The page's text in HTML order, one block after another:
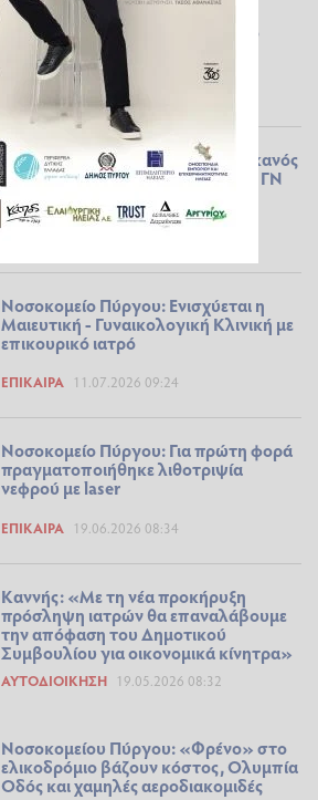
Πύργος: Με ανεμοβλογιά και όχι
μηνιγγίτιδα νοσηλεύεται τελικά ο
19χρονος Αφρικανός
ΕΠΊΚΑΙΡΑ 30.07.2026 11:37
Με μηνιγγίτιδα ο 19χρονος Αφρικανός
που είχε μεταφερθεί στα ΤΕΠ του ΓΝ
Νοσοκομείο Πύργου: Ενισχύεται η
Μαιευτική - Γυναικολογική Κλινική με
επικουρικό ιατρό
ΕΠΊΚΑΙΡΑ 11.07.2026 09:24
Νοσοκομείο Πύργου: Για πρώτη φορά
πραγματοποιήθηκε λιθοτριψία
νεφρού με laser
ΕΠΊΚΑΙΡΑ 19.06.2026 08:34
Καννής: «Με τη νέα προκήρυξη
πρόσληψη ιατρών θα επαναλάβουμε
την απόφαση του Δημοτικού
Συμβουλίου για οικονομικά κίνητρα»
ΑΥΤΟΔΙΟΊΚΗΣΗ 19.05.2026 08:32
Νοσοκομείου Πύργου: «Φρένο» στο
ελικοδρόμιο βάζουν κόστος, Ολυμπία
Οδός και χαμηλές αεροδιακομιδές